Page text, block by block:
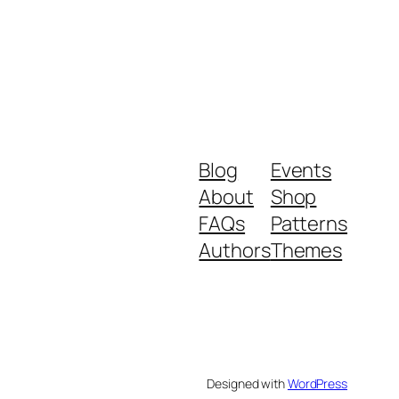
Blog
About
FAQs
Authors
Events
Shop
Patterns
Themes
Designed withWordPress